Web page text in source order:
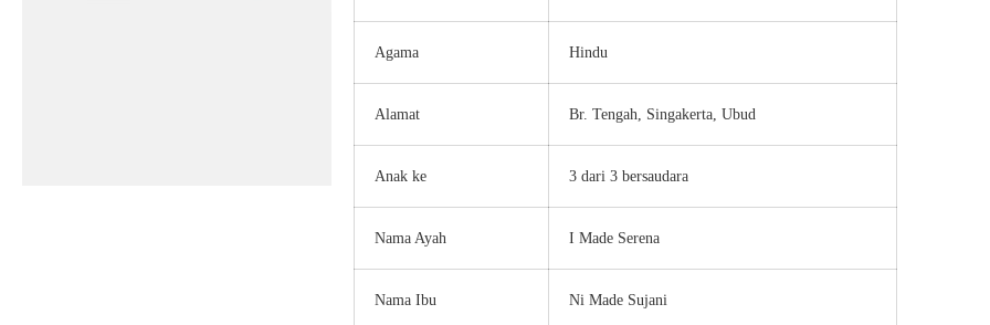
Agama Hindu
Alamat Br. Tengah, Singakerta, Ubud
Anak ke 3 dari 3 bersaudara
Nama Ayah I Made Serena
Nama Ibu Ni Made Sujani